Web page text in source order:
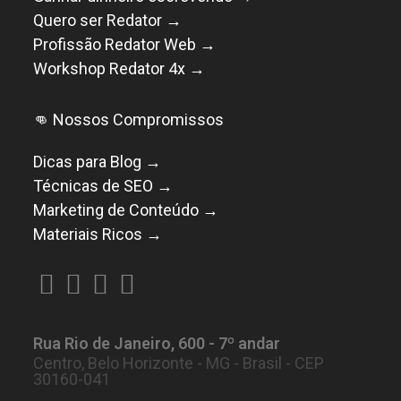
Quero ser Redator →
Profissão Redator Web →
Workshop Redator 4x →
👊 Nossos Compromissos
Dicas para Blog →
Técnicas de SEO →
Marketing de Conteúdo →
Materiais Ricos →
uma
nova
aba
uma
nova
aba
uma
nova
aba
uma
nova
Rua Rio de Janeiro, 600 - 7º andar
Centro, Belo Horizonte - MG - Brasil - CEP
30160-041